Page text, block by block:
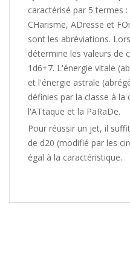
caractérisé par 5 termes
CHarisme, ADresse et
sont les abréviations.
détermine les valeurs de
1d6+7. L'énergie vitale
et l'énergie astrale
définies par la classe à
l'ATtaque et la PaRaDe.
Pour réussir un jet, il
de d20 (modifié par les
égal à la caractéristique.